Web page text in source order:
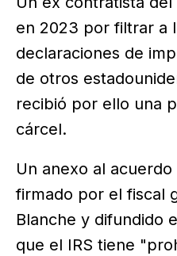
en 2023 por filtrar a
declaraciones de
de otros
recibió por ello una
cárcel.
Un anexo al
firmado por el fiscal
Blanche y difundido
que el IRS tiene